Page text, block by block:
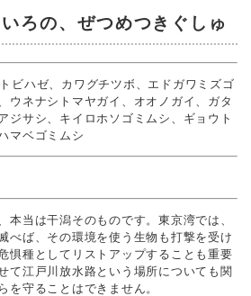
ろの、ぜつめつきぐしゅ
ビハゼ、カワグチツボ、エドガワミズゴ
ウネナシトマヤガイ、オオノガイ、ガタ
ジサシ、キイロホソゴミムシ、ギョウト
マベゴミムシ
本当は干潟そのものです。東京湾では、
べば、その環境を使う生物も打撃を受け
惧種としてリストアップすることも重要
て江戸川放水路という場所についても関
を守ることはできません。